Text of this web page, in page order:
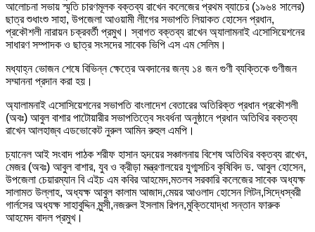
আলোচনা সভায় স্মৃতি চারণমূলক বক্তব্য রাখেন কলেজের প্রথম ব্যাচের (১৯৬৪ সালের)
ছাত্র শুধাংশু সাহা, উপজেলা আওয়ামী লীগের সভাপতি লিয়াকত হোসেন প্রধান,
প্রকৌশলী নারায়ন চক্রবর্তী প্রমুখ। স্বাগত বক্তব্য রাখেন অ্যালামনাই এসোসিয়েশনের
সাধারণ সম্পাদক ও ছাত্র সংসদের সাবেক ভিপি এস এম সেলিম।
মধ্যাহ্ন ভোজন শেষে বিভিন্ন ক্ষেত্রে অবদানের জন্য ১৪ জন গুণী ব্যক্তিকে গুণীজন
সম্মাননা প্রদান করা হয়।
অ্যালামনাই এসোসিয়েশনের সভাপতি বাংলাদেশ বেতারের অতিরিক্ত প্রধান প্রকৌশলী
(অবঃ) আবুল বাশার পাটোয়ারীর সভাপতিত্বে সংবর্ধনা অনুষ্ঠানে প্রধান অতিথির বক্তব্য
রাখেন আলহাজ্ব এডভোকেট নুরুল আমিন রুহুল এমপি।
চ্যানেল আই সংবাদ পাঠক শরীফ হাসান হৃদয়ের সঞ্চালনায় বিশেষ অতিথির বক্তব্য রাখেন,
মেজর (অবঃ) আবুল বাশার, যুব ও ক্রীড়া মন্ত্রণালয়ের যুগ্মসচিব কৃষিবিদ ড. আবুল হোসেন,
উপজেলা চেয়ারম্যান বি এইচ এম কবির আহমেদ,মতলব সরকারি কলেজের সাবেক অধ্যক্ষ
সালামত উল্লাহ, অধ্যক্ষ আবুল কালাম আজাদ,মেয়র আওলাদ হোসেন লিটন,সিদ্ধেস্বরী
গার্লসের অধ্যক্ষ সাহাবুদ্দিন মুন্সী,নজরুল ইসলাম রিপন,মুক্তিযোদ্ধা সন্তান ফারুক
আহমেদ বাদল প্রমুখ।